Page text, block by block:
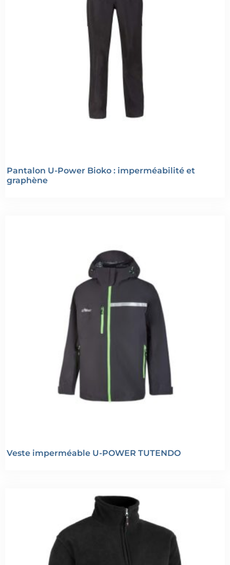
Pantalon U-Power Bioko : imperméabilité et
graphène
Veste imperméable U-POWER TUTENDO